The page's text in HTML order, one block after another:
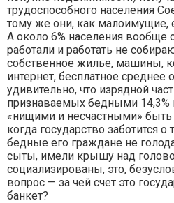
трудоспособного населения
тому же они, как малоимущие,
А около 6% населения вообще
работали и работать не
собственное жилье, машины,
интернет, бесплатное среднее
удивительно, что изрядной
признаваемых бедными 14,3%
«нищими и несчастными» быть
когда государство заботится
бедные его граждане не
сыты, имели крышу над
социализированы, это,
вопрос — за чей счет это
банкет?